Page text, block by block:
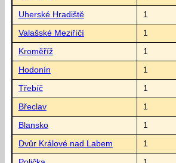
Uherské Hradiště 1
Valašské Meziříčí 1
Kroměříž 1
Hodonín 1
Třebíč 1
Břeclav 1
Blansko 1
Dvůr Králové nad Labem 1